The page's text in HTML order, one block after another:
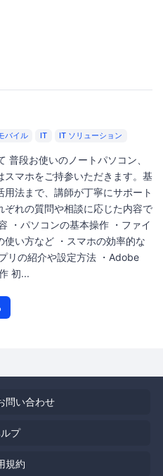
バイル IT IT ソリューション
普段お使いのノートパソコン、
スマホをご持参いただきます。基
用法まで、講師が丁寧にサポート
ぞれの質問や相談に応じた内容で
・パソコンの基本操作 ・ファイ
使い方など ・スマホの効率的な
リの紹介や設定方法 ・Adobe
初...
問い合わせ
プ
規約